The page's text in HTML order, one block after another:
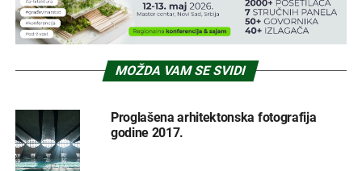
MOŽDA VAM SE SVIDI
Proglašena arhitektonska fotografija
godine 2017.